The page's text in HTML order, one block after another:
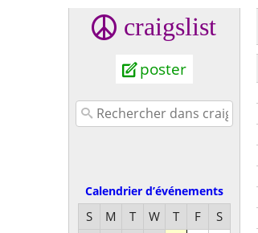
craigslist
poster
Calendrier d’événements
S M T W T F S